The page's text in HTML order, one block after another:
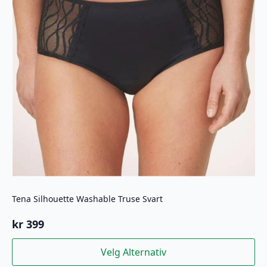
Tena Silhouette Washable Truse Svart
kr 399
Velg Alternativ
Dette